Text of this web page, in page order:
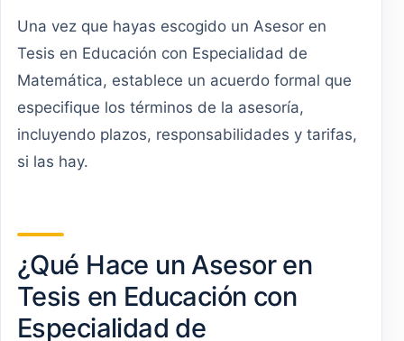
Una vez que hayas escogido un Asesor en
Tesis en Educación con Especialidad de
Matemática, establece un acuerdo formal que
especifique los términos de la asesoría,
incluyendo plazos, responsabilidades y tarifas,
si las hay.
¿Qué Hace un Asesor en
Tesis en Educación con
Especialidad de